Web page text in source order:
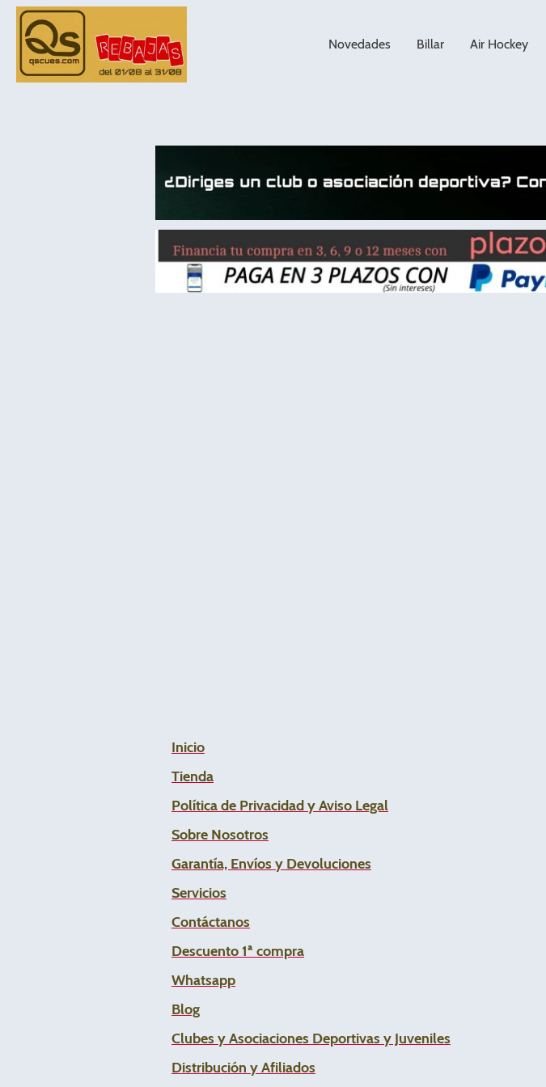
Novedades Billar Air Hockey
Inicio
Tienda
Política de Privacidad y Aviso Legal
Sobre Nosotros
Garantía, Envíos y Devoluciones
Servicios
Contáctanos
Descuento 1ª compra
Whatsapp
Blog
Clubes y Asociaciones Deportivas y Juveniles
Distribución y Afiliados